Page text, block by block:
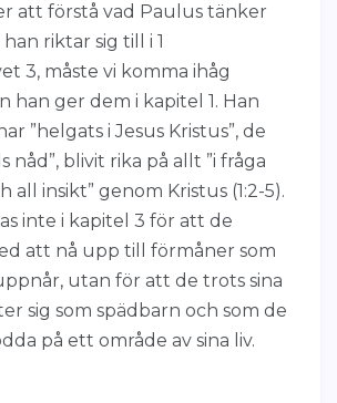
att förstå vad Paulus tänker
riktar sig till i 1
3, måste vi komma ihåg
han ger dem i kapitel 1. Han
”helgats i Jesus Kristus”, de
nåd”, blivit rika på allt ”i fråga
all insikt” genom Kristus (1:2-5).
inte i kapitel 3 för att de
att nå upp till förmåner som
utan för att de trots sina
sig som spädbarn och som de
på ett område av sina liv.